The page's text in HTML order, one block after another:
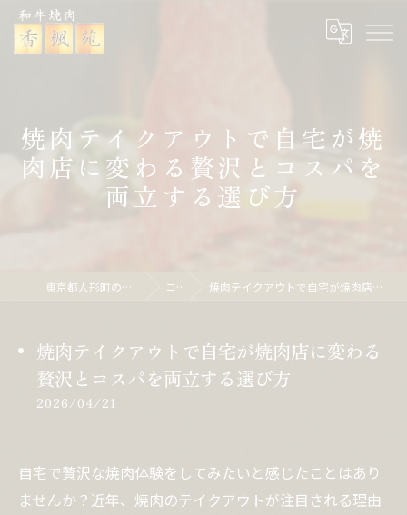
焼肉テイクアウトで自宅が焼
肉店に変わる贅沢とコスパを
両立する選び方
東京都人形町の焼肉なら焼肉 香楓苑 コラム 焼肉テイクアウトで自宅が焼肉店に変わる贅沢とコスパを両立する選び方
焼肉テイクアウトで自宅が焼肉店に変わる
贅沢とコスパを両立する選び方
2026/04/21
自宅で贅沢な焼肉体験をしてみたいと感じたことはあり
ませんか？近年、焼肉のテイクアウトが注目される理由